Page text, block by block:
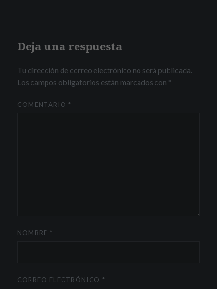
Deja una respuesta
Tu dirección de correo electrónico no será publicada.
Los campos obligatorios están marcados con *
COMENTARIO *
NOMBRE *
CORREO ELECTRÓNICO *